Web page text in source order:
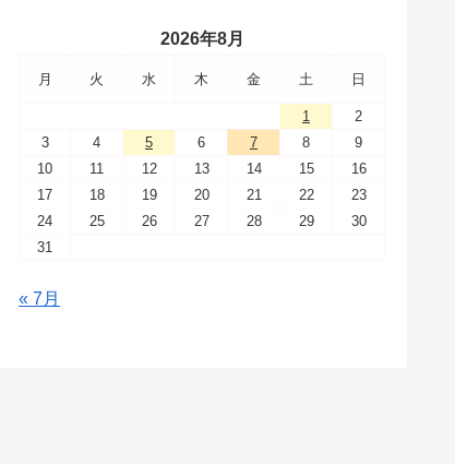
2026年8月
月 火 水 木 金 土 日
1
2
3
4 5 6 7 8
9
10
11 12 13 14 15
16
17
18 19 20 21 22
23
24
25 26 27 28 29
30
31
« 7月